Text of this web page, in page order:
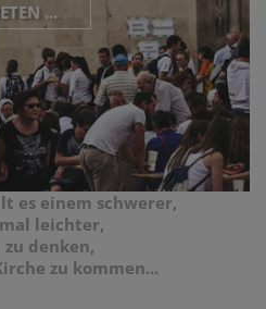
...
es einem schwerer,
leichter,
zu denken,
zu kommen...